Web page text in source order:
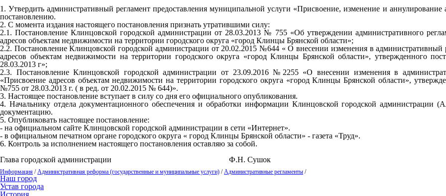
1. Утвердить административный регламент предоставления муниципальной услуги «Присвоение, изменение и
постановлению.
2. С момента издания настоящего постановления признать утратившими силу:
2.1. Постановление Клинцовской городской администрации от 28.03.2013 № 755 «Об утверждении административного
адресов объектам недвижимости на территории городского округа «город Клинцы Брянской области»;
2.2. Постановление Клинцовской городской администрации от 20.02.2015 №644 « О внесении изменения в
адресов объектам недвижимости на территории городского округа «город Клинцы Брянской области», утвержденного
28.03.2013 г»;
2.3. Постановление Клинцовской городской администрации от 23.09.2016 №2255 «О внесении изменения в
«Присвоение адресов объектам недвижимости на территории городского округа «город Клинцы Брянской области»,
№755 от 28.03.2013 г. ( в ред. от 20.02.2015 № 644)».
3. Настоящее постановление вступает в силу со дня его официального опубликования.
4. Начальнику отдела документационного обеспечения и обработки информации Клинцовской городской администрации
документацию.
5. Опубликовать настоящее постановление:
- на официальном сайте Клинцовской городской администрации в сети «Интернет».
- в официальном печатном органе городского округа « город Клинцы Брянской области» - газета «Труд».
6. Контроль за исполнением настоящего постановления оставляю за собой.
Глава городской администрации Ф.Н. Сушок
Информация /Административная реформа (государственные и муниципальные услуги) /Административные регламенты /
Наш город
Устав города
История